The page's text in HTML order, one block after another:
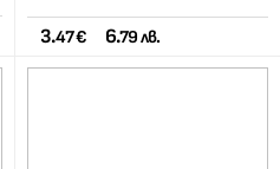
3.47 € 6.79 лв.